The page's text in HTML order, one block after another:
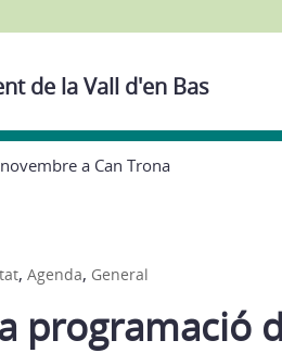
de la Vall d'en Bas
a Can Trona
, Agenda, General
programació